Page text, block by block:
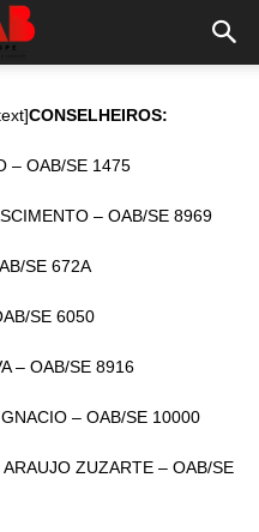
CONSELHEIROS:
– OAB/SE 1475
– OAB/SE 8969
SE 672A
SE 6050
– OAB/SE 8916
– OAB/SE 10000
ZUZARTE – OAB/SE